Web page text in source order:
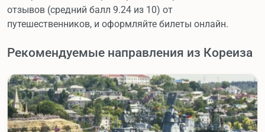
отзывов (средний балл 9.24 из 10) от
путешественников, и оформляйте билеты онлайн.
Рекомендуемые направления из Кореиза